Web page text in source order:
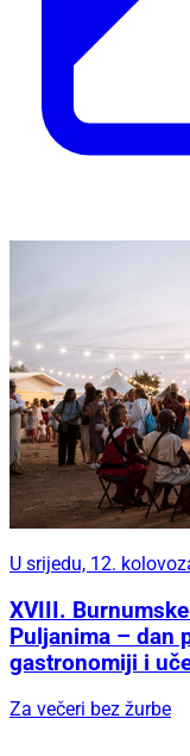
U srijedu, 12.
XVIII.
Puljanima – dan
gastronomiji i
Za večeri bez žurbe